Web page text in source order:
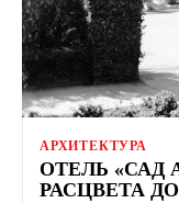
АРХИТЕКТУРА
ОТЕЛЬ «САД
РАСЦВЕТА